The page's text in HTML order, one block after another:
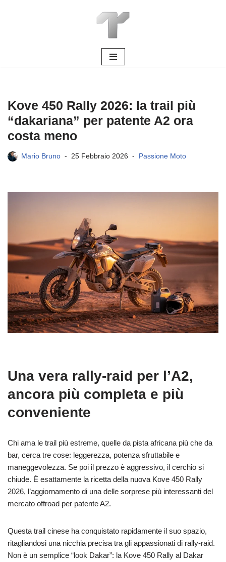
Kove 450 Rally 2026: la trail più
“dakariana” per patente A2 ora
costa meno
Mario Bruno 25 Febbraio 2026 Passione Moto
Una vera rally-raid per l’A2,
ancora più completa e più
conveniente
Chi ama le trail più estreme, quelle da pista africana più che da
bar, cerca tre cose: leggerezza, potenza sfruttabile e
maneggevolezza. Se poi il prezzo è aggressivo, il cerchio si
chiude. È esattamente la ricetta della nuova Kove 450 Rally
2026, l’aggiornamento di una delle sorprese più interessanti del
mercato offroad per patente A2.
Questa trail cinese ha conquistato rapidamente il suo spazio,
ritagliandosi una nicchia precisa tra gli appassionati di rally-raid.
Non è un semplice “look Dakar”: la Kove 450 Rally al Dakar